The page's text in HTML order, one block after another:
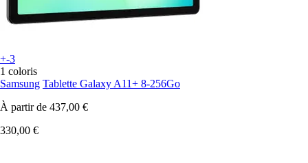
+-3
1 coloris
Samsung Tablette Galaxy A11+ 8-256Go
À partir de 437,00 €
330,00 €